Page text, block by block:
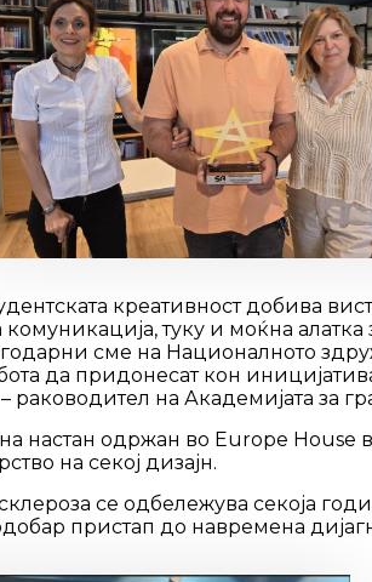
креативност добива
комуникација, туку и моќна
сме на Националното
да придонесат кон
раководител на Академијата за
настан одржан во Europe
на секој дизајн.
се одбележува секоја
пристап до навремена